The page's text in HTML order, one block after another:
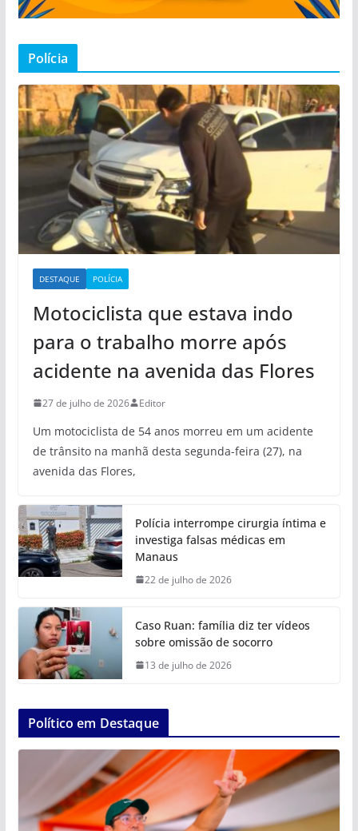
Polícia
DESTAQUE POLÍCIA
Motociclista que estava indo
para o trabalho morre após
acidente na avenida das Flores
27 de julho de 2026 Editor
Um motociclista de 54 anos morreu em um acidente
de trânsito na manhã desta segunda-feira (27), na
avenida das Flores,
Polícia interrompe cirurgia íntima e
investiga falsas médicas em
Manaus
22 de julho de 2026
Caso Ruan: família diz ter vídeos
sobre omissão de socorro
13 de julho de 2026
Político em Destaque